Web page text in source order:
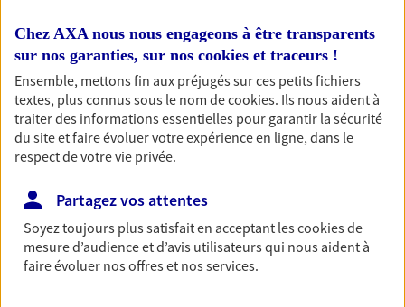
continuité de votre activité en cas de sinistre et
trouvez des solutions pour vos activités de
transformation et de diversification.
Découvrir l'offre Multirisque Agricole
DEMANDER UN DEVIS
Épargne retraite du dirigeant
Accompagnez vos projets d’avenir en tant que
dirigeant d’entreprise en préparant votre retraite.
Chez AXA nous nous engageons à être transparents
sur nos garanties, sur nos cookies et traceurs !
Ensemble, mettons fin aux préjugés sur ces petits fichiers
textes, plus connus sous le nom decookies. Ils nous aident à
traiter des informations essentielles pour garantir la sécurité
du site et faire évoluer votre expérience en ligne, dans le
respect de votre vie privée.
Partagez vos attentes
Soyez toujours plus satisfait en acceptant lescookiesde
mesure d’audience et d’avis utilisateurs qui nous aident à
faire évoluer nos offres et nos services.